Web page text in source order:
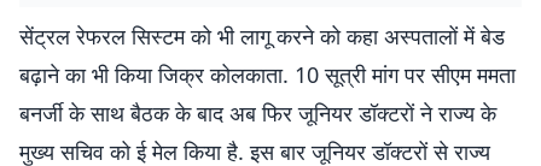
सेंट्रल रेफरल सिस्टम को भी लागू करने को कहा अस्पतालों में बेड
बढ़ाने का भी किया जिक्र कोलकाता. 10 सूत्री मांग पर सीएम ममता
बनर्जी के साथ बैठक के बाद अब फिर जूनियर डॉक्टरों ने राज्य के
मुख्य सचिव को ई मेल किया है. इस बार जूनियर डॉक्टरों से राज्य